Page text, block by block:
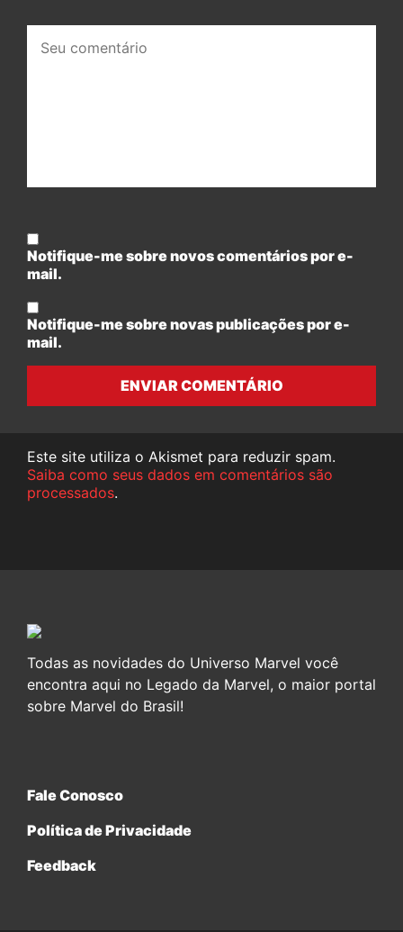
comentário:
Notifique-me sobre novos comentários por e-
mail.
Notifique-me sobre novas publicações por e-
mail.
ENVIAR COMENTÁRIO
Este site utiliza o Akismet para reduzir spam.
Saiba como seus dados em comentários são
processados.
Todas as novidades do Universo Marvel você
encontra aqui no Legado da Marvel, o maior portal
sobre Marvel do Brasil!
Fale Conosco
Política de Privacidade
Feedback